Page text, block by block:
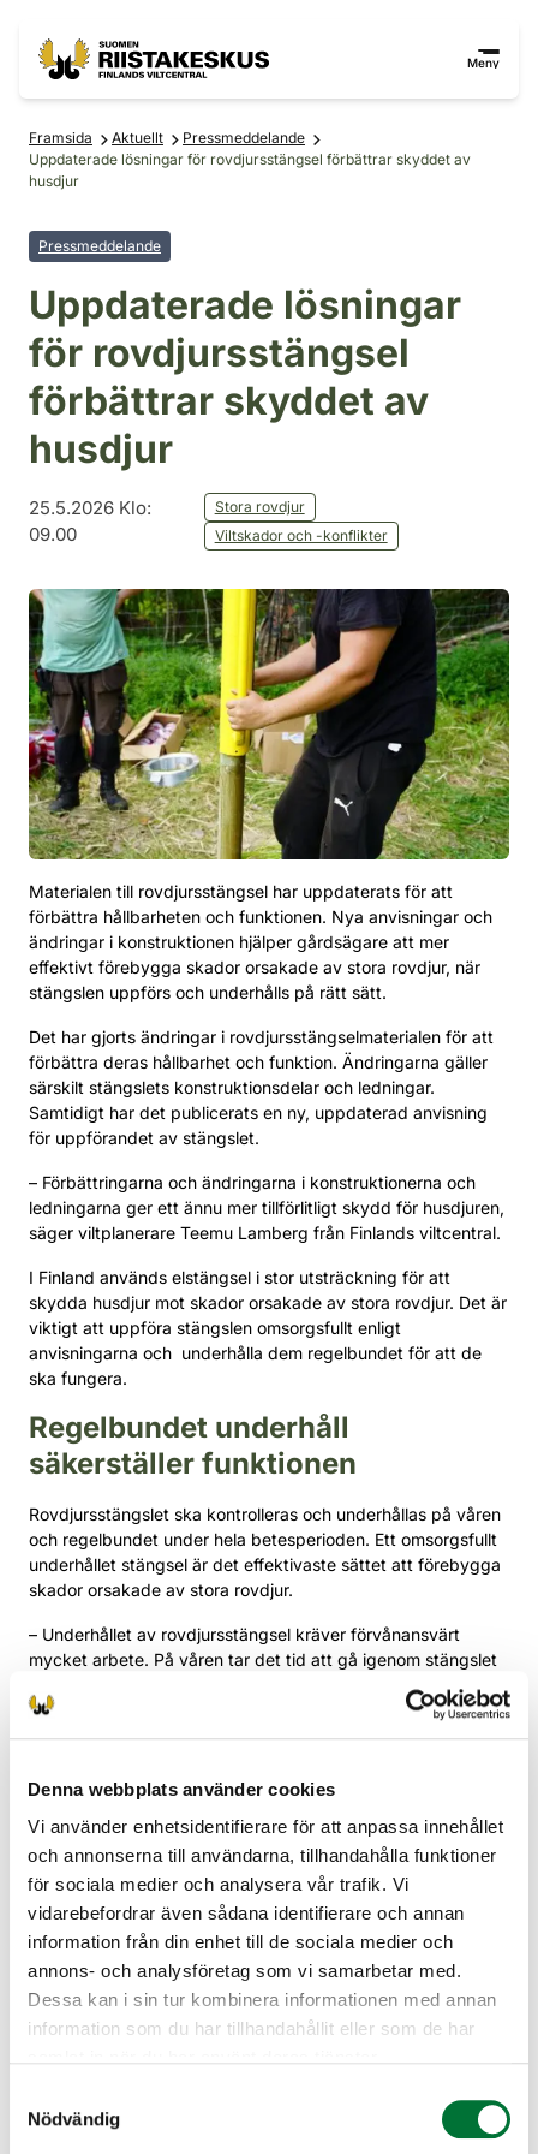
Denna webbplats använder cookies
Vi använder enhetsidentifierare för att anpassa innehållet
och annonserna till användarna, tillhandahålla funktioner
för sociala medier och analysera vår trafik. Vi
vidarebefordrar även sådana identifierare och annan
information från din enhet till de sociala medier och
annons- och analysföretag som vi samarbetar med.
Dessa kan i sin tur kombinera informationen med annan
information som du har tillhandahållit eller som de har
Nödvändig
Meny
Framsida Aktuellt
Pressmeddelande
Uppdaterade lösningar för rovdjursstängsel förbättrar skyddet av
husdjur
Pressmeddelande
Uppdaterade lösningar
för rovdjursstängsel
förbättrar skyddet av
husdjur
25.5.2026 Klo:
09.00
Stora rovdjur
Viltskador och -konflikter
Materialen till rovdjursstängsel har uppdaterats för att
förbättra hållbarheten och funktionen. Nya anvisningar och
ändringar i konstruktionen hjälper gårdsägare att mer
effektivt förebygga skador orsakade av stora rovdjur, när
stängslen uppförs och underhålls på rätt sätt.
Det har gjorts ändringar i rovdjursstängselmaterialen för att
förbättra deras hållbarhet och funktion. Ändringarna gäller
särskilt stängslets konstruktionsdelar och ledningar.
Samtidigt har det publicerats en ny, uppdaterad anvisning
för uppförandet av stängslet.
– Förbättringarna och ändringarna i konstruktionerna och
ledningarna ger ett ännu mer tillförlitligt skydd för husdjuren,
säger viltplanerare Teemu Lamberg från Finlands viltcentral.
I Finland används elstängsel i stor utsträckning för att
skydda husdjur mot skador orsakade av stora rovdjur. Det är
viktigt att uppföra stängslen omsorgsfullt enligt
anvisningarna och underhålla dem regelbundet för att de
ska fungera.
Regelbundet underhåll
säkerställer funktionen
Rovdjursstängslet ska kontrolleras och underhållas på våren
och regelbundet under hela betesperioden. Ett omsorgsfullt
underhållet stängsel är det effektivaste sättet att förebygga
skador orsakade av stora rovdjur.
– Underhållet av rovdjursstängsel kräver förvånansvärt
mycket arbete. På våren tar det tid att gå igenom stängslet
grundligt och under betessäsongen måste det kontrolleras
och underväxten ska slås med jämna mellanrum. Det är ändå
mödan värt, eftersom ett fungerande stängsel är det bästa
Ansökan om material görs hos
Finlands viltcentral
Finlands viltcentral kan på basis av en motiverad ansökan
bevilja näringsidkare material för elektrifierat
rovdjursstängsel som skyddar odlade betesmarker. Ansökan
görs med blanketten som finns påriista.fi.
Materialstöd beviljas inte om det är möjligt att få stöd för
stängsel från en annan instans, såsom genom ett avtal om
Rovdjursplanerarna hjälper